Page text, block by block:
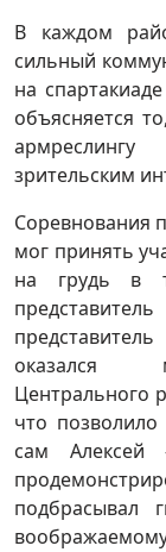
В каждом
сильный
на
объясняется
зрительским
Соревнования
мог принять
на грудь в
оказался
Центрального
что
сам
подбрасывал